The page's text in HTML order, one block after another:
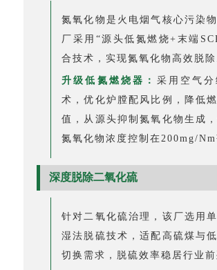
氮氧化物是火电烟气核心污染
厂采用“源头低氮燃烧+末端
合技术，实现氮氧化物高效脱除
升级低氮燃烧器： 采用空气
术，优化炉膛配风比例，降低
值，从源头抑制氮氧化物生成
氮氧化物浓度控制在200mg/
深度脱除二氧化硫
针对二氧化硫治理，该厂选用
湿法脱硫技术，适配高硫煤与
切换需求，脱硫效率稳居行业前